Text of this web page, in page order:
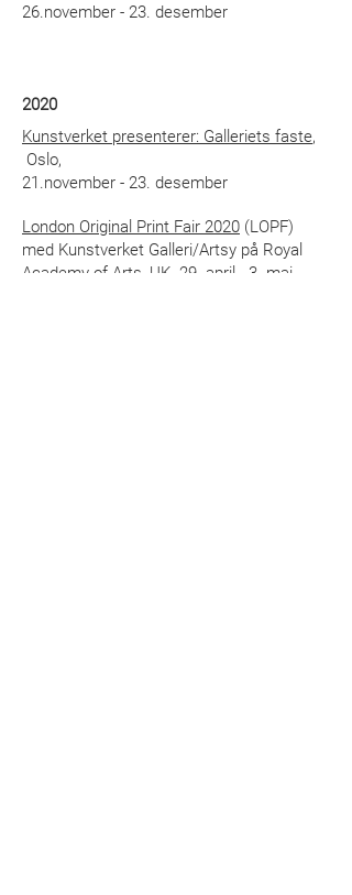
26.november - 23. desember
2020
Kunstverket presenterer: Galleriets faste,
Oslo,
21.november - 23. desember
London Original Print Fair 2020 (LOPF)
med Kunstverket Galleri/Artsy på Royal
Academy of Arts, UK 29. april - 3. mai